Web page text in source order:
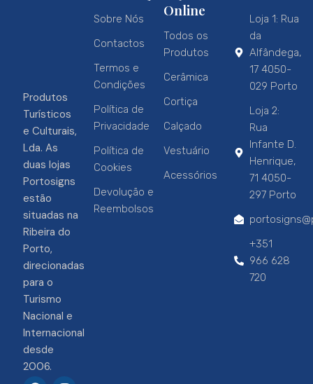
Produtos
Turísticos
e Culturais,
Lda. As
duas lojas
Portosigns
estão
situadas na
Ribeira do
Porto,
direcionadas
para o
Turismo
Nacional e
Internacional
desde
2006.
Sobre Nós
Contactos
Termos e
Condições
Política de
Privacidade
Política de
Cookies
Devolução e
Reembolsos
Online
Todos os
Produtos
Cerâmica
Cortiça
Calçado
Vestuário
Acessórios
Loja 1: Rua
da
Alfândega,
17 4050-
029 Porto
Loja 2:
Rua
Infante D.
Henrique,
71 4050-
297 Porto
+351
966 628
720